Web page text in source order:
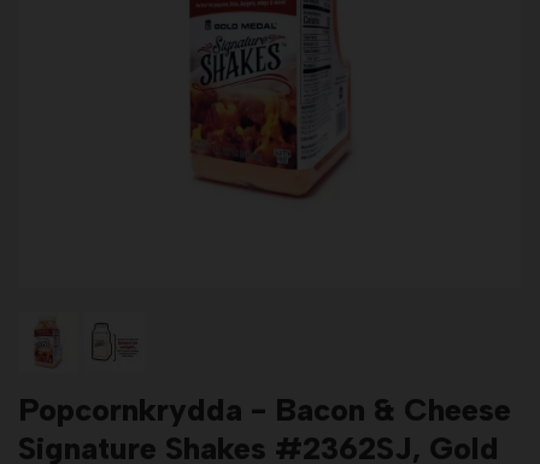
Popcornkrydda - Bacon & Cheese
Signature Shakes #2362SJ, Gold